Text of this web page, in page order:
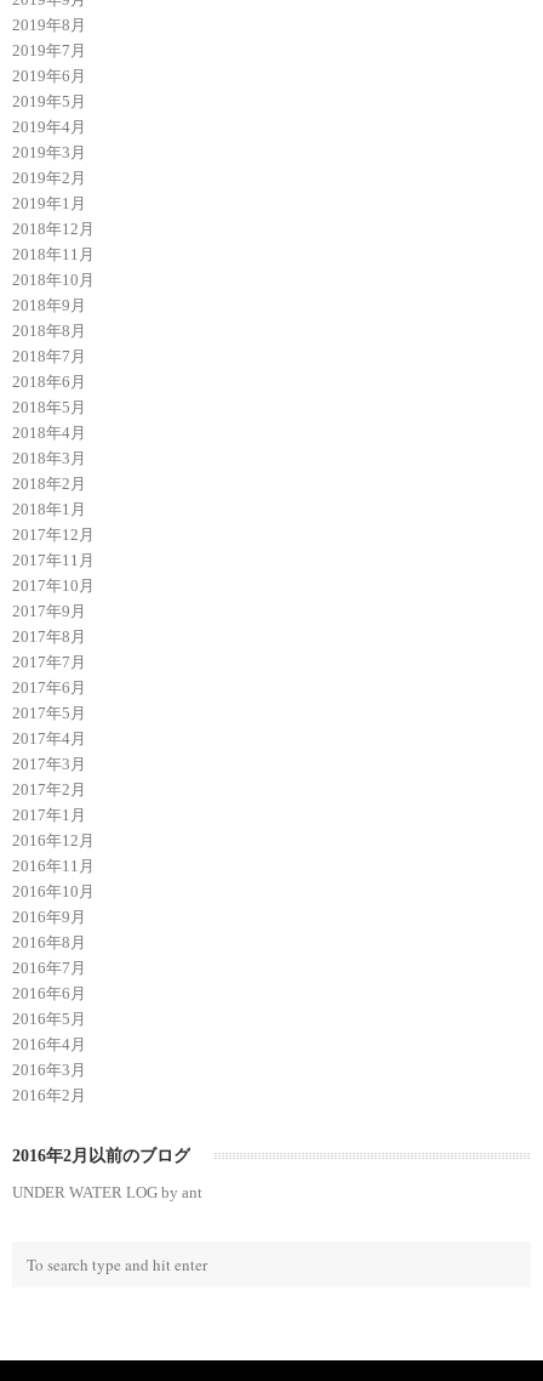
2019年8月
2019年7月
2019年6月
2019年5月
2019年4月
2019年3月
2019年2月
2019年1月
2018年12月
2018年11月
2018年10月
2018年9月
2018年8月
2018年7月
2018年6月
2018年5月
2018年4月
2018年3月
2018年2月
2018年1月
2017年12月
2017年11月
2017年10月
2017年9月
2017年8月
2017年7月
2017年6月
2017年5月
2017年4月
2017年3月
2017年2月
2017年1月
2016年12月
2016年11月
2016年10月
2016年9月
2016年8月
2016年7月
2016年6月
2016年5月
2016年4月
2016年3月
2016年2月
2016年2月以前のブログ
UNDER WATER LOG by ant